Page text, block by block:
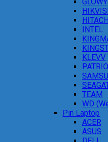
INTEL
KLEVV
TEAM
WD
Pin Laptop
ACER
ASUS